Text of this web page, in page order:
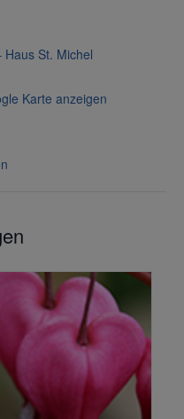
St. Michel
Karte anzeigen